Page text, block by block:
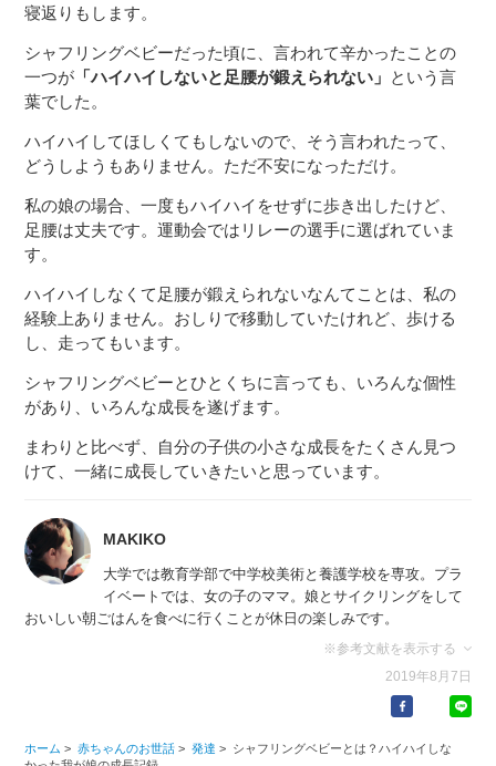
寝返りもします。
シャフリングベビーだった頃に、言われて辛かったことの
一つが 「ハイハイしないと足腰が鍛えられない」 という言
葉でした。
ハイハイしてほしくてもしないので、そう言われたって、
どうしようもありません。ただ不安になっただけ。
私の娘の場合、一度もハイハイをせずに歩き出したけど、
足腰は丈夫です。運動会ではリレーの選手に選ばれていま
す。
ハイハイしなくて足腰が鍛えられないなんてことは、私の
経験上ありません。おしりで移動していたけれど、歩ける
し、走ってもいます。
シャフリングベビーとひとくちに言っても、いろんな個性
があり、いろんな成長を遂げます。
まわりと比べず、自分の子供の小さな成長をたくさん見つ
けて、一緒に成長していきたいと思っています。
MAKIKO
大学では教育学部で中学校美術と養護学校を専攻。プラ
イベートでは、女の子のママ。娘とサイクリングをして
おいしい朝ごはんを食べに行くことが休日の楽しみです。
※参考文献を表示する
2019年8月7日
ホーム > 赤ちゃんのお世話 > 発達 > シャフリングベビーとは？ハイハイしな